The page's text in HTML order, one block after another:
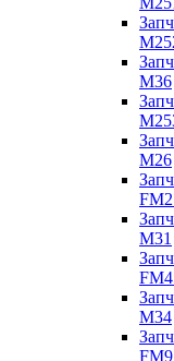
M36
M26
M31
M34